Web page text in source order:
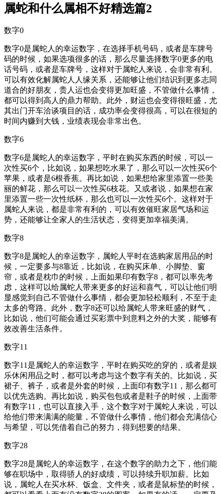
属蛇和什么属相不好精选篇2
数字0
数字0是属蛇人的幸运数字，在选择手机号码，或者是车牌号
码的时候，如果选项很多的话，那么尽量选择数字0更多的电
话号码，或者是车牌号，这样对于属蛇人来说，会非常有利。
可以有效化解属蛇人人缘关系，还能够让他们结识到更多志同
道合的好朋友，贵人运也会变得更加旺盛，不管做什么事情，
都可以得到高人的鼎力帮助。此外，财运也会变得很旺盛，尤
其出门开车洽谈项目的话，成功率会变得很高，可以在很短的
时间内赚到大钱，业绩表现会非常出色。
数字6
数字6是属蛇人的幸运数字，平时在购买东西的时候，可以一
次性买6个，比如说，如果想吃水果了，那么可以一次性买6个
苹果，或者是6根香蕉。再比如说，如果想给家里添置一些美
丽的鲜花，那么可以一次性买6枝花。又或者说，如果想在家
里添置一些一次性纸杯，那么也可以一次性买6个。这样对于
属蛇人来说，都是非常有利的，可以有效催旺家居气场和运
势，还能够让全家人的生活状态，变得更加幸福美满。
数字8
数字8是属蛇人的幸运数字，属蛇人平时在选购家居用品的时
候，一定要多与8靠近，比如说，在购买床单、小脚垫、窗
帘，或者是枕巾的时候，上面如果印有数字8，都可以率先考
虑，这样可以给属蛇人带来更多的好运和喜气，可以让他们明
显感觉到自己不管做什么事情，都会更加轻松顺利，不至于走
太多的弯路。此外，数字8还可以给属蛇人带来旺盛的财气，
比如说，他们可能会通过买彩票中到意料之外的大奖，能够有
效改善生活条件。
数字11
数字11是属蛇人的幸运数字，平时在购买吃的穿的，或者是娱
乐休闲用品之时，都可以考虑与这个数字有关的。比如说，买
裙子、裤子，或者是外套的时候，上面印有数字11，那么都可
以优先选购。再比如说，购买包包或者是鞋子的时候，上面带
有数字11，也可以直接入手，这个数字对于属蛇人来说，可以
给他们带来满满的能量，不管做什么事情，他们都会充满信心
与希望，可以凭借着自己的努力，得到想要的结果。
数字28
数字28是属蛇人的幸运数字，在这个数字的助力之下，他们能
够在职场中，取得骄人的好成绩，可以持续升职加薪。比如
说，属蛇人在买水杯、饭盒、文件夹，或者是鼠标垫的时候，